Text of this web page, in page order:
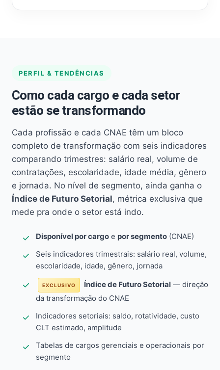
PERFIL & TENDÊNCIAS
Como cada cargo e cada setor
estão se transformando
Cada profissão e cada CNAE têm um bloco
completo de transformação com seis indicadores
comparando trimestres: salário real, volume de
contratações, escolaridade, idade média, gênero
e jornada. No nível de segmento, ainda ganha o
Índice de Futuro Setorial, métrica exclusiva que
mede pra onde o setor está indo.
Disponível por cargo e por segmento (CNAE)
Seis indicadores trimestrais: salário real, volume,
escolaridade, idade, gênero, jornada
EXCLUSIVO Índice de Futuro Setorial — direção
da transformação do CNAE
Indicadores setoriais: saldo, rotatividade, custo
CLT estimado, amplitude
Tabelas de cargos gerenciais e operacionais por
segmento